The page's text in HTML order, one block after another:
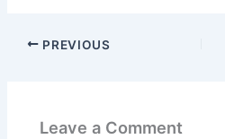
PREVIOUS
Leave a Comment